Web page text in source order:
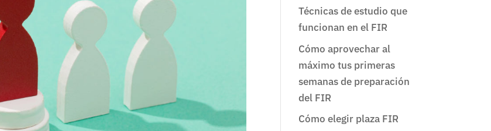
Técnicas de estudio que
funcionan en el FIR
Cómo aprovechar al
máximo tus primeras
semanas de preparación
del FIR
Cómo elegir plaza FIR